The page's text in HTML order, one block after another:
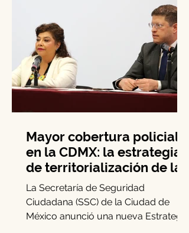
Mayor cobertura policial
en la CDMX: la estrategia
de territorialización de la
SSC
La Secretaría de Seguridad